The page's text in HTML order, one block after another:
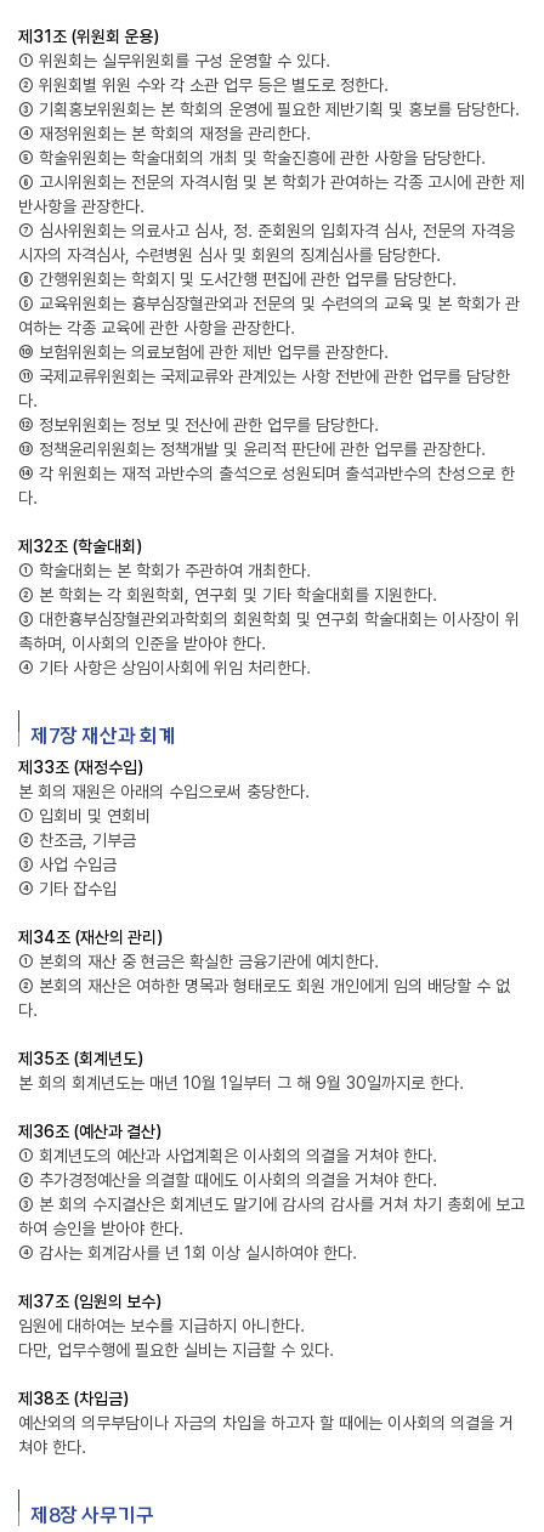
제31조 (위원회 운용)
① 위원회는 실무위원회를 구성 운영할 수 있다.
② 위원회별 위원 수와 각 소관 업무 등은 별도로 정한다.
③ 기획홍보위원회는 본 학회의 운영에 필요한 제반기획 및 홍보를 담당한다.
④ 재정위원회는 본 학회의 재정을 관리한다.
⑤ 학술위원회는 학술대회의 개최 및 학술진흥에 관한 사항을 담당한다.
⑥ 고시위원회는 전문의 자격시험 및 본 학회가 관여하는 각종 고시에 관한 제
반사항을 관장한다.
⑦ 심사위원회는 의료사고 심사, 정. 준회원의 입회자격 심사, 전문의 자격응
시자의 자격심사, 수련병원 심사 및 회원의 징계심사를 담당한다.
⑧ 간행위원회는 학회지 및 도서간행 편집에 관한 업무를 담당한다.
⑨ 교육위원회는 흉부심장혈관외과 전문의 및 수련의의 교육 및 본 학회가 관
여하는 각종 교육에 관한 사항을 관장한다.
⑩ 보험위원회는 의료보험에 관한 제반 업무를 관장한다.
⑪ 국제교류위원회는 국제교류와 관계있는 사항 전반에 관한 업무를 담당한
다.
⑫ 정보위원회는 정보 및 전산에 관한 업무를 담당한다.
⑬ 정책윤리위원회는 정책개발 및 윤리적 판단에 관한 업무를 관장한다.
⑭ 각 위원회는 재적 과반수의 출석으로 성원되며 출석과반수의 찬성으로 한
다.
제32조 (학술대회)
① 학술대회는 본 학회가 주관하여 개최한다.
② 본 학회는 각 회원학회, 연구회 및 기타 학술대회를 지원한다.
③ 대한흉부심장혈관외과학회의 회원학회 및 연구회 학술대회는 이사장이 위
촉하며, 이사회의 인준을 받아야 한다.
④ 기타 사항은 상임이사회에 위임 처리한다.
제7장 재산과 회계
제33조 (재정수입)
본 회의 재원은 아래의 수입으로써 충당한다.
① 입회비 및 연회비
② 찬조금, 기부금
③ 사업 수입금
④ 기타 잡수입
제34조 (재산의 관리)
① 본회의 재산 중 현금은 확실한 금융기관에 예치한다.
② 본회의 재산은 여하한 명목과 형태로도 회원 개인에게 임의 배당할 수 없
다.
제35조 (회계년도)
본 회의 회계년도는 매년 10월 1일부터 그 해 9월 30일까지로 한다.
제36조 (예산과 결산)
① 회계년도의 예산과 사업계획은 이사회의 의결을 거쳐야 한다.
② 추가경정예산을 의결할 때에도 이사회의 의결을 거쳐야 한다.
③ 본 회의 수지결산은 회계년도 말기에 감사의 감사를 거쳐 차기 총회에 보고
하여 승인을 받아야 한다.
④ 감사는 회계감사를 년 1회 이상 실시하여야 한다.
제37조 (임원의 보수)
임원에 대하여는 보수를 지급하지 아니한다.
다만, 업무수행에 필요한 실비는 지급할 수 있다.
제38조 (차입금)
예산외의 의무부담이나 자금의 차입을 하고자 할 때에는 이사회의 의결을 거
쳐야 한다.
제8장 사무기구